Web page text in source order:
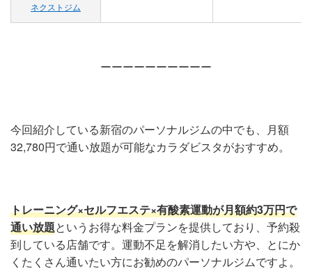
ネクストジム
ーーーーーーーーーー
今回紹介している新宿のパーソナルジムの中でも、月額
32,780円で通い放題が可能なカラダビスタがおすすめ。
トレーニング×セルフエステ×有酸素運動が月額約3万円で
通い放題というお得な料金プランを提供しており、予約殺
到している店舗です。運動不足を解消したい方や、とにか
くたくさん通いたい方にお勧めのパーソナルジムですよ。